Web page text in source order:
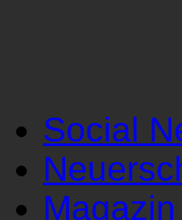
Social
Magazin